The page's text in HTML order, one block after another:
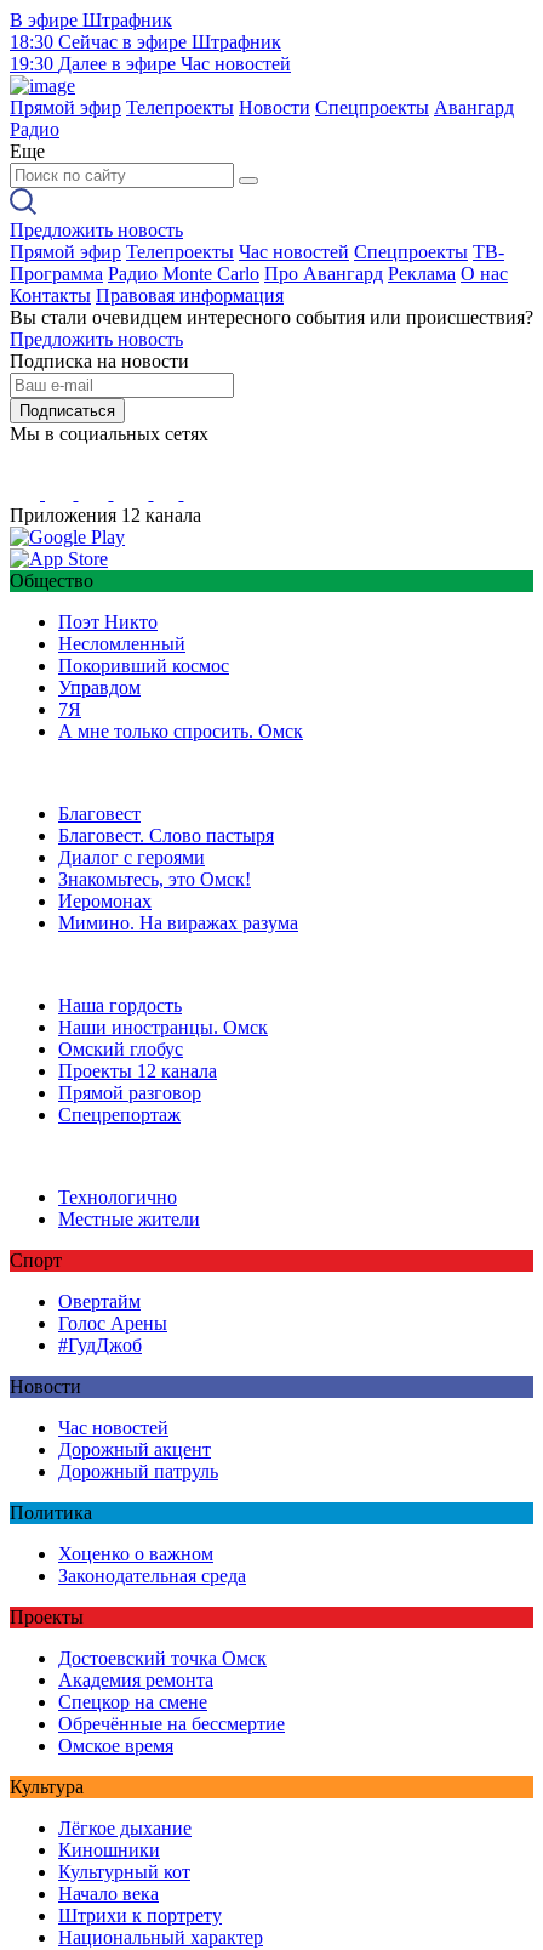
В эфире Штрафник
18:30 Сейчас в эфире Штрафник
19:30 Далее в эфире Час новостей
Прямой эфир Телепроекты Новости Спецпроекты Авангард
Радио
Еще
Предложить новость
Прямой эфир Телепроекты Час новостей Спецпроекты ТВ-
Программа Радио Monte Carlo Про Авангард Реклама О нас
Контакты Правовая информация
Вы стали очевидцем интересного события или происшествия?
Предложить новость
Подписка на новости
Подписаться
Мы в социальных сетях
Приложения 12 канала
Общество
Поэт Никто
Несломленный
Покоривший космос
Управдом
7Я
А мне только спросить. Омск
Благовест
Благовест. Слово пастыря
Диалог с героями
Знакомьтесь, это Омск!
Иеромонах
Мимино. На виражах разума
Наша гордость
Наши иностранцы. Омск
Омский глобус
Проекты 12 канала
Прямой разговор
Спецрепортаж
Технологично
Местные жители
Спорт
Овертайм
Голос Арены
#ГудДжоб
Новости
Час новостей
Дорожный акцент
Дорожный патруль
Политика
Хоценко о важном
Законодательная среда
Проекты
Достоевский точка Омск
Академия ремонта
Спецкор на смене
Обречённые на бессмертие
Омское время
Культура
Лёгкое дыхание
Киношники
Культурный кот
Начало века
Штрихи к портрету
Национальный характер